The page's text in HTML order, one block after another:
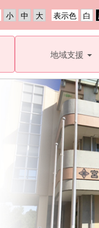
表示色
地域支援